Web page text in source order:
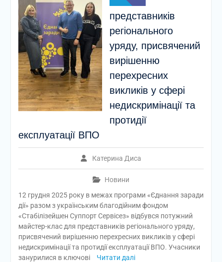
представників
регіонального
уряду, присвячений
вирішенню
перехресних
викликів у сфері
недискримінації та
протидії
експлуатації ВПО
Катерина Диса
Новини
12 грудня 2025 року в межах програми «Єднання заради
дії» разом з українським благодійним фондом
«Стабілізейшен Суппорт Сервісез» відбувся потужний
майстер-клас для представників регіонального уряду,
присвячений вирішенню перехресних викликів у сфері
недискримінації та протидії експлуатації ВПО. Учасники
занурилися в ключові
Читати далі